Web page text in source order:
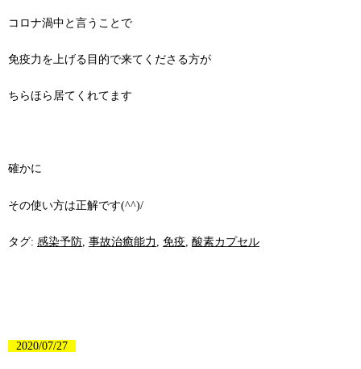
コロナ渦中と言うことで
免疫力を上げる目的で来てくださる方が
ちらほら居てくれてます
確かに
その使い方は正解です(^^)/
タグ: 感染予防 事故治癒能力 免疫 酸素カプセル
2020/07/27